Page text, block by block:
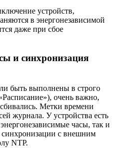
устройств,
в энергонезависимой
даже при сбое
и синхронизация
быть выполнены в строго
очень важно,
Метки времени
журнала. У устройства есть
часы, так и
синхронизации с внешним
NTP.